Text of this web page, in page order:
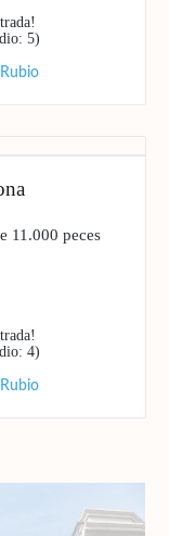
5)
11.000 peces
4)